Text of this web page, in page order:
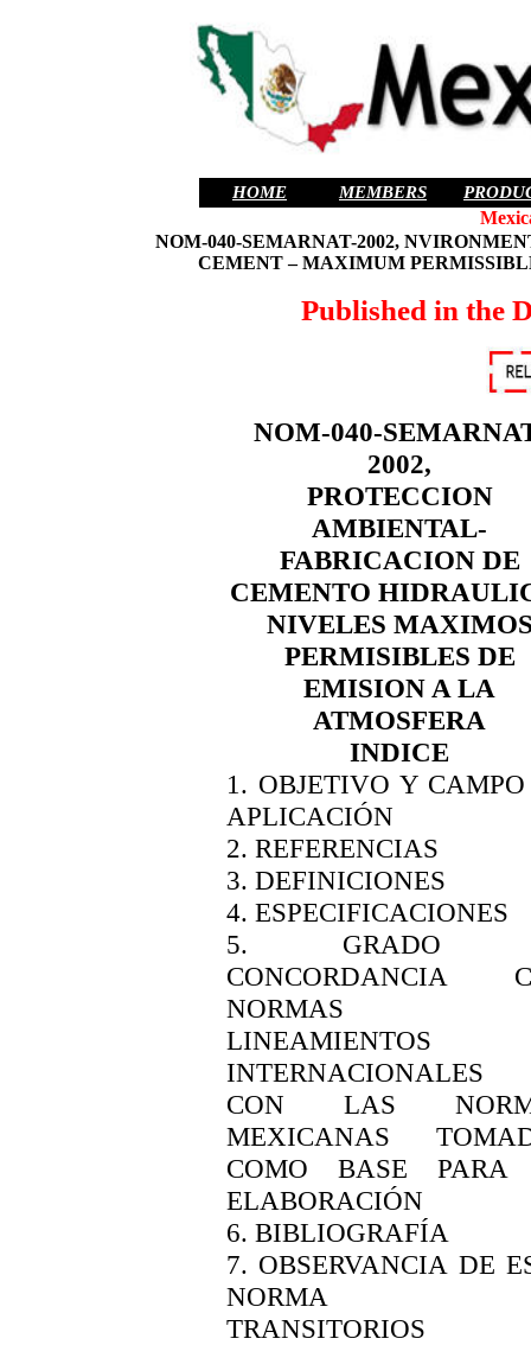
HOME MEMBERS
NOM-040-SEMARNAT-2002,
CEMENT – MAXIMUM
Published in the
NOM-040-
2002,
PROTECCION
AMBIENTAL-
FABRICACION DE
CEMENTO
NIVELES
PERMISIBLES DE
EMISION A LA
ATMOSFERA
INDICE
1. OBJETIVO Y
APLICACIÓN
2. REFERENCIAS
3. DEFINICIONES
4. ESPECIFICACIONES
5. GRADO
CONCORDANCIA
NORMAS
LINEAMIENTOS
CON LAS
MEXICANAS
COMO BASE PARA
ELABORACIÓN
6. BIBLIOGRAFÍA
7. OBSERVANCIA DE
NORMA
TRANSITORIOS